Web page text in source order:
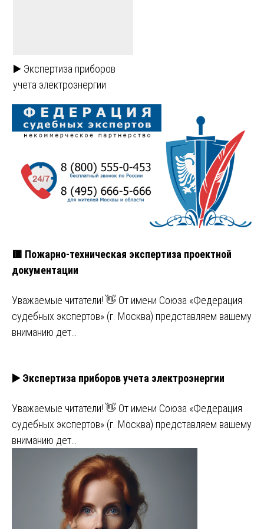
▶️ Экспертиза приборов
учета электроэнергии
🟥 Пожарно-техническая экспертиза проектной
документации
Уважаемые читатели! 👋 От имени Союза «Федерация
судебных экспертов» (г. Москва) представляем вашему
вниманию дет…
▶️ Экспертиза приборов учета электроэнергии
Уважаемые читатели! 👋 От имени Союза «Федерация
судебных экспертов» (г. Москва) представляем вашему
вниманию дет…